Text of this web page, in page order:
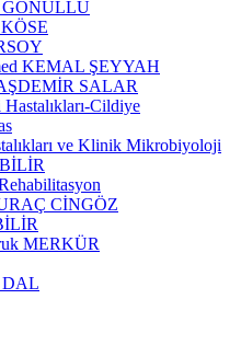
KEMAL ŞEYYAH
SALAR
Cildiye
ve Klinik Mikrobiyoloji
CİNGÖZ
MERKÜR